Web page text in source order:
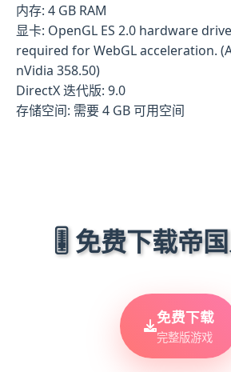
内存: 4 GB RAM
显卡: OpenGL ES 2.0 hardware
required for WebGL acceleration.
nVidia 358.50)
DirectX 迭代版: 9.0
存储空间: 需要 4 GB 可用空间
🎚️ 免费下载帝
免费下载
完整版游戏